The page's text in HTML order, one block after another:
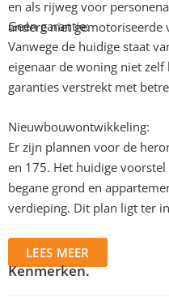
en als rijweg voor
andere niet gemotoriseerde
Geen garantie:
Vanwege de huidige staat
eigenaar de woning niet
garanties verstrekt met
Nieuwbouwontwikkeling:
Er zijn plannen voor de
en 175. Het huidige
begane grond en
verdieping. Dit plan ligt ter
LEES MEER
Kenmerken.